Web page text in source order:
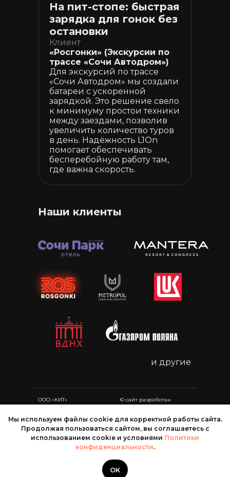
На пит-стопе: быстрая
зарядка для гонок без
остановки
Клиент
«Росгонки» (Экскурсии по
трассе «Сочи Автодром»)
Для экскурсий по трассе
«Сочи Автодром» мы создали
батареи с ускоренной
зарядкой. Это решение свело
к минимуму простои техники
между заездами, позволив
увеличить количество туров
в день. Надёжность L1On
помогает обеспечивать
бесперебойную работу там,
где важна скорость.
Наши клиенты
и другие
© сайт разработан
«Центра
„Мой бизнес“
Краснодарского края»
ООО «КИТ»
Политика
конфиденциальности
Мы используем файлы cookie для корректной работы сайта.
Продолжая пользоваться сайтом, вы соглашаетесь с
использованием cookie и условиями Политики
конфиденциальности.
ОК